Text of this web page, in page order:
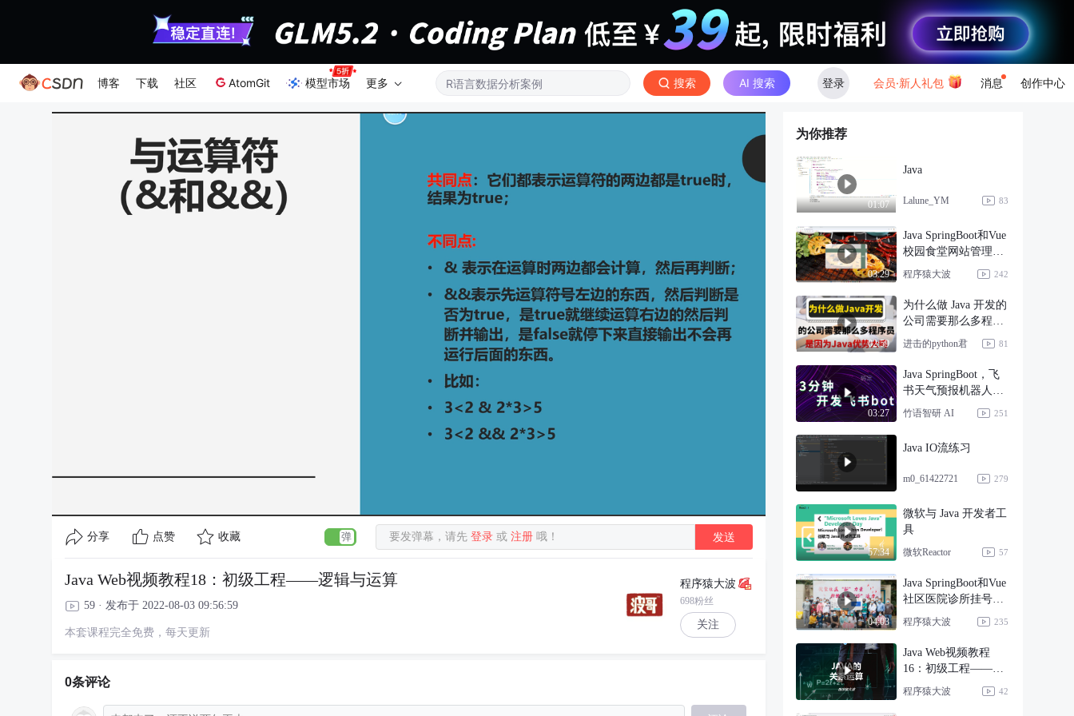
博客 下载 社区 AtomGit 模型市场 更多 搜索 AI 搜索 登录 会员·新人礼包 消息 创作中心
分享 点赞 收藏 要发弹幕，请先登录 或注册 哦！ 发送
Java Web视频教程18：初级工程——逻辑与运算
59 · 发布于 2022-08-03 09:56:59
本套课程完全免费，每天更新
程序猿大波
698粉丝
关注
0条评论
为你推荐
01:07
Java
Lalune_YM 83
03:29
Java SpringBoot和Vue
校园食堂网站管理系
统
程序猿大波 242
02:59
为什么做 Java 开发的
公司需要那么多程序
员？
进击的python君 81
03:27
Java SpringBoot，飞
书天气预报机器人，
实现获取
竹语智研 AI 251
Java IO流练习
m0_61422721 279
57:34
微软与 Java 开发者工
具
微软Reactor 57
04:03
Java SpringBoot和Vue
社区医院诊所挂号系
统
程序猿大波 235
Java Web视频教程
16：初级工程——关
系运算
程序猿大波 42